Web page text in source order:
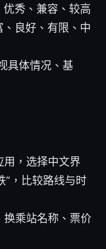
秀、兼容、较高
良好、有限、中
具体情况、基
用，选择中文界
”，比较路线与时
换乘站名称、票价